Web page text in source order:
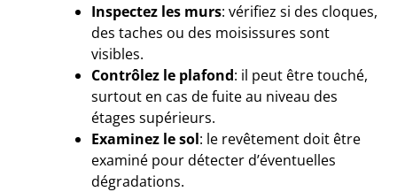
Inspectez les murs: vérifiez si des cloques,
des taches ou des moisissures sont
visibles.
Contrôlez le plafond: il peut être touché,
surtout en cas de fuite au niveau des
étages supérieurs.
Examinez le sol: le revêtement doit être
examiné pour détecter d’éventuelles
dégradations.